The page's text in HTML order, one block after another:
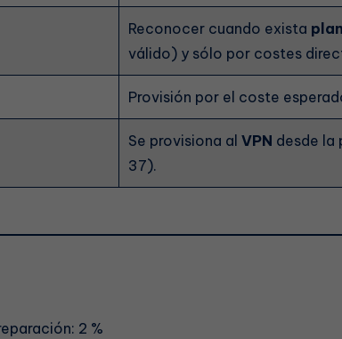
Reconocer cuando exista
válido) y sólo por costes
Provisión por el coste
Se provisiona al VPN desde la
37).
2 %